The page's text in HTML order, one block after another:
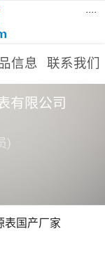
....
信息 联系我们
有限公司
)
表国产厂家